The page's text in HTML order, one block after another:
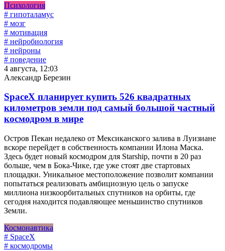
Психология
# гипоталамус
# мозг
# мотивация
# нейробиология
# нейроны
# поведение
4 августа, 12:03
Александр Березин
SpaceX планирует купить 526 квадратных
километров земли под самый большой частный
космодром в мире
Остров Пекан недалеко от Мексиканского залива в Луизиане
вскоре перейдет в собственность компании Илона Маска.
Здесь будет новый космодром для Starship, почти в 20 раз
больше, чем в Бока-Чике, где уже стоят две стартовых
площадки. Уникальное местоположение позволит компании
попытаться реализовать амбициозную цель о запуске
миллиона низкоорбитальных спутников на орбиты, где
сегодня находится подавляющее меньшинство спутников
Земли.
Космонавтика
# SpaceX
# космодромы